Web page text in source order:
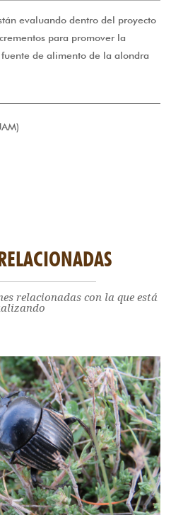
evaluando dentro del proyecto
para promover la
de alimento de la alondra
relacionadas con la que está